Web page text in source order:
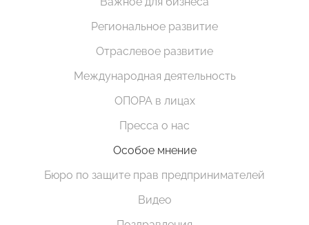
Региональное развитие
Отраслевое развитие
Международная деятельность
ОПОРА в лицах
Пресса о нас
Особое мнение
Бюро по защите прав предпринимателей
Видео